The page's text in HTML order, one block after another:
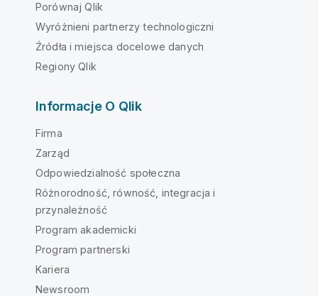
Porównaj Qlik
Wyróżnieni partnerzy technologiczni
Źródła i miejsca docelowe danych
Regiony Qlik
Informacje O Qlik
Firma
Zarząd
Odpowiedzialność społeczna
Różnorodność, równość, integracja i
przynależność
Program akademicki
Program partnerski
Kariera
Newsroom